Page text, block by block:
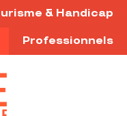
& Handicap
Professionnels